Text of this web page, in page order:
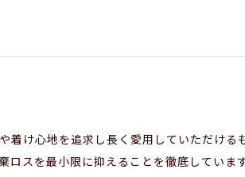
着け心地を追求し長く愛用していただけ
ロスを最小限に抑えることを徹底しています